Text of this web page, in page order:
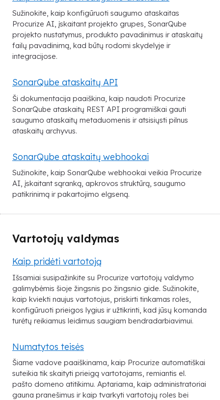
Sužinokite, kaip konfigūruoti saugumo ataskaitas
Procurize AI, įskaitant projekto grupes, SonarQube
projekto nustatymus, produkto pavadinimus ir ataskaitų
failų pavadinimą, kad būtų rodomi skydelyje ir
integracijose.
SonarQube ataskaitų API
Ši dokumentacija paaiškina, kaip naudoti Procurize
SonarQube ataskaitų REST API programiškai gauti
saugumo ataskaitų metaduomenis ir atsisiųsti pilnus
ataskaitų archyvus.
SonarQube ataskaitų webhookai
Sužinokite, kaip SonarQube webhookai veikia Procurize
AI, įskaitant sąranką, apkrovos struktūrą, saugumo
patikrinimą ir pakartojimo elgseną.
Vartotojų valdymas
Kaip pridėti vartotoją
Išsamiai susipažinkite su Procurize vartotojų valdymo
galimybėmis šioje žingsnis po žingsnio gide. Sužinokite,
kaip kviekti naujus vartotojus, priskirti tinkamas roles,
konfigūruoti prieigos lygius ir užtikrinti, kad jūsų komanda
turėtų reikiamus leidimus saugiam bendradarbiavimui.
Numatytos teisės
Šiame vadove paaiškinama, kaip Procurize automatiškai
suteikia tik skaityti prieigą vartotojams, remiantis el.
pašto domeno atitikimu. Aptariama, kaip administratoriai
gauna pranešimus ir kaip tvarkyti vartotojų roles bei